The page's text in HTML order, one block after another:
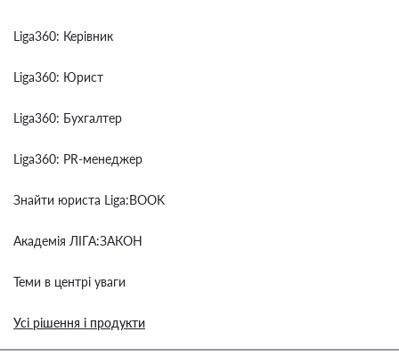
Liga360: Керівник
Liga360: Юрист
Liga360: Бухгалтер
Liga360: PR-менеджер
Знайти юриста Liga:BOOK
Академія ЛІГА:ЗАКОН
Теми в центрі уваги
Усі рішення і продукти